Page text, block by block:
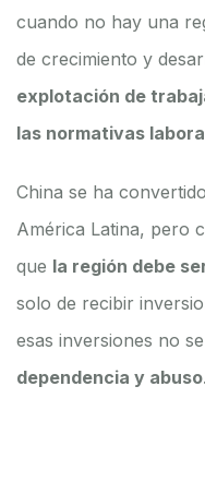
cuando no hay una
de crecimiento y
explotación de
las normativas
China se ha
América Latina, pero
que la región debe
solo de recibir
esas inversiones no
dependencia y abuso.